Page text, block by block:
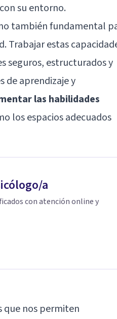
su entorno.
también fundamental
Trabajar estas
seguros, estructurados y
de aprendizaje y
las habilidades
los espacios adecuados
a
con atención online y
que nos permiten